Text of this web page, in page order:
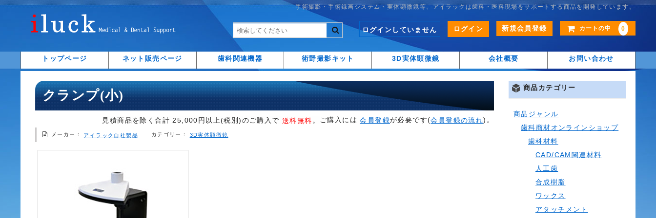
手術撮影・手術録画システム・実体顕微鏡等、アイラックは歯科・医科現場をサポートする商品を開発しています。
カートの中 0
ログインしていません ログイン 新規会員登録
トップページ ネット販売ページ 歯科関連機器 術野撮影キット 3D実体顕微鏡 会社概要 お問い合わせ
クランプ(小)
見積商品を除く合計 25,000円以上(税別)のご購入で 送料無料 。 ご購入には会員登録が必要です(会員登録の流れ)。
メーカー： アイラック自社製品 カテゴリー： 3D実体顕微鏡
商品カテゴリー
商品ジャンル
歯科商材オンラインショップ
歯科材料
CAD/CAM関連材料
人工歯
合成樹脂
ワックス
アタッチメント